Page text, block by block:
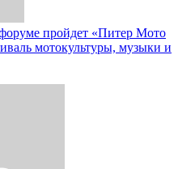
пройдет «Питер Мото
мотокультуры, музыки и